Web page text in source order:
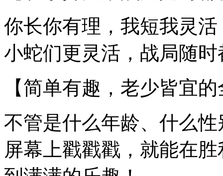
你长你有理，我短我灵
小蛇们更灵活，战局随
【简单有趣，老少皆宜
不管是什么年龄、什么
屏幕上戳戳戳，就能在